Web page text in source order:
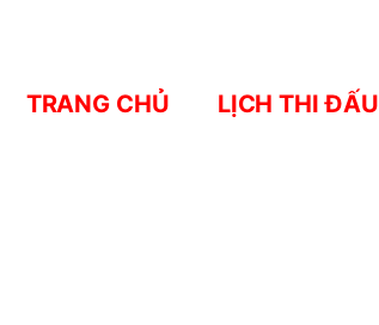
TRANG CHỦ LỊCH THI ĐẤU